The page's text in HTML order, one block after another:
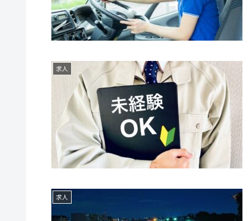
求人
求人